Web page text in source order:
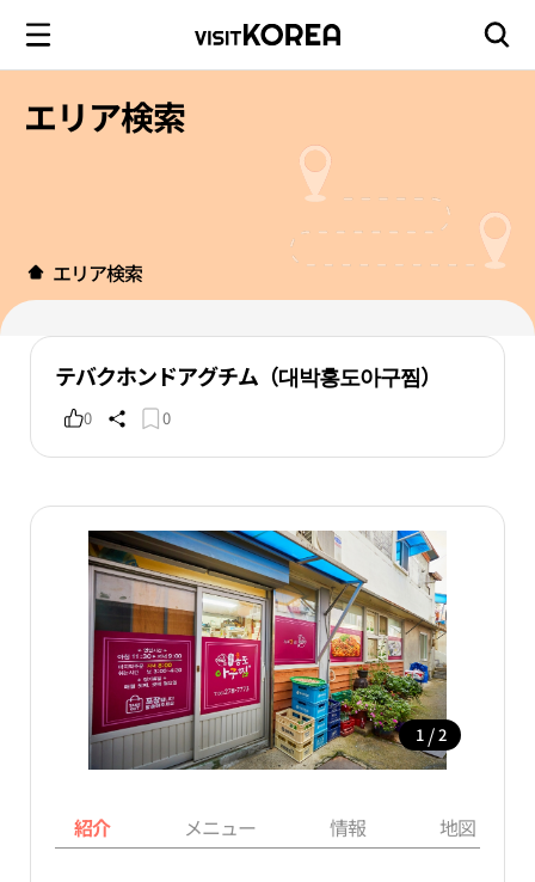
エリア検索
エリア検索
テバクホンドアグチム（대박홍도아구찜）
0 0
1 / 2
紹介 メニュー 情報 地図